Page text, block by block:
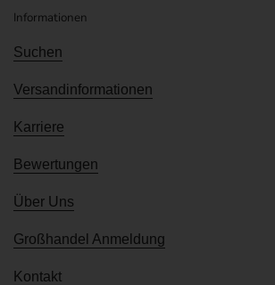
Informationen
Suchen
Versandinformationen
Karriere
Bewertungen
Über Uns
Großhandel Anmeldung
Kontakt